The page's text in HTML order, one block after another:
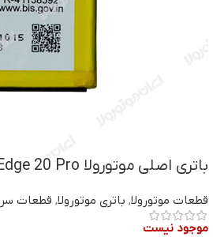
باتری اصلی موتورولا Edge 20 Pro مدل MT45 | ظرفیت 4520mAh
قطعات موتورولا, باتری موتورولا, قطعات
موجود نیست